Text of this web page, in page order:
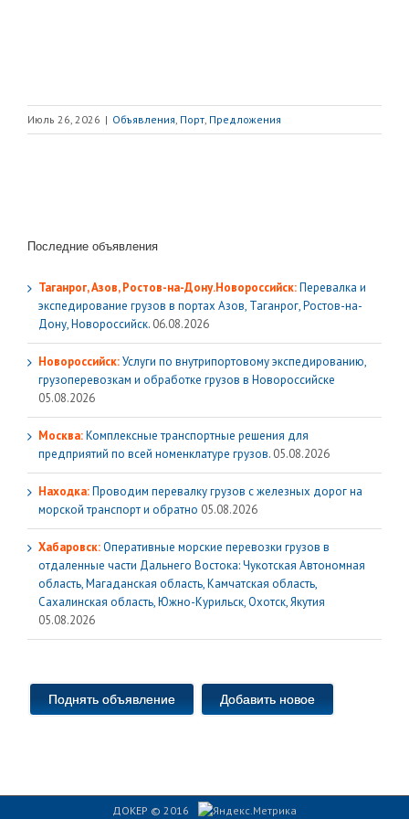
Июль 26, 2026 | Объявления Порт Предложения
Последние объявления
Таганрог, Азов, Ростов-на-Дону.Новороссийск:Перевалка и
экспедирование грузов в портах Азов, Таганрог, Ростов-на-
Дону, Новороссийск. 06.08.2026
Новороссийск:Услуги по внутрипортовому экспедированию,
грузоперевозкам и обработке грузов в Новороссийске
05.08.2026
Москва:Комплексные транспортные решения для
предприятий по всей номенклатуре грузов. 05.08.2026
Находка:Проводим перевалку грузов с железных дорог на
морской транспорт и обратно 05.08.2026
Хабаровск:Оперативные морские перевозки грузов в
отдаленные части Дальнего Востока: Чукотская Автономная
область, Магаданская область, Камчатская область,
Сахалинская область, Южно-Курильск, Охотск, Якутия
05.08.2026
Поднять объявление Добавить новое
ДОКЕР © 2016